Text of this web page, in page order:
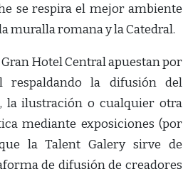
se respira el mejor ambiente
muralla romana y la Catedral.
Hotel Central apuestan por
respaldando la difusión del
la ilustración o cualquier otra
mediante exposiciones (por
la Talent Galery sirve de
de difusión de creadores